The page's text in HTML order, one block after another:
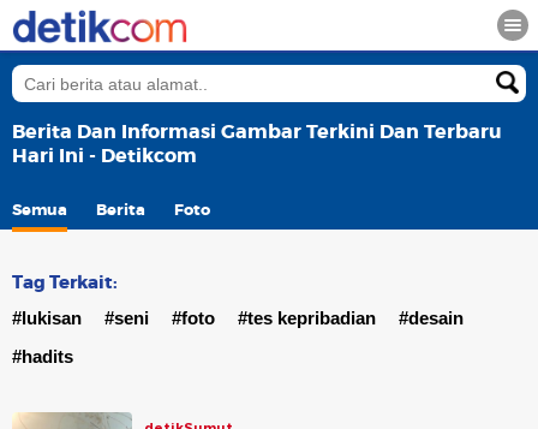
Berita Dan Informasi Gambar Terkini Dan Terbaru
Hari Ini - Detikcom
Semua Berita Foto
Tag Terkait:
#lukisan #seni #foto #tes kepribadian
#desain
#hadits